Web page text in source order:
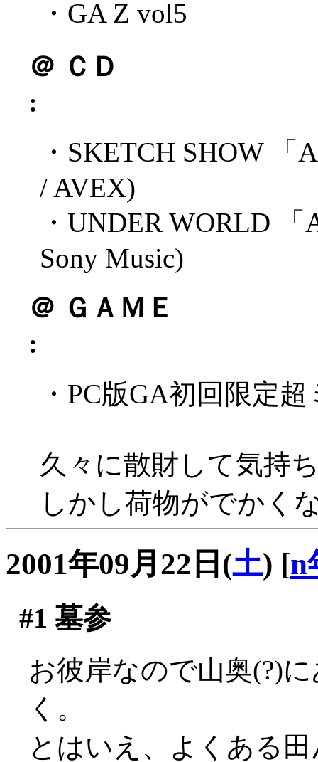
・GA Z vol5
＠ ＣＤ
:
・SKETCH SHOW 「
/ AVEX)
・UNDER WORLD
Sony Music)
＠ ＧＡＭＥ
:
・PC版GA初回限定
久々に散財して気持
しかし荷物がでかく
2001年09月22日(土) [n
#1 墓参
お彼岸なので山奥(?)
く。
とはいえ、よくある